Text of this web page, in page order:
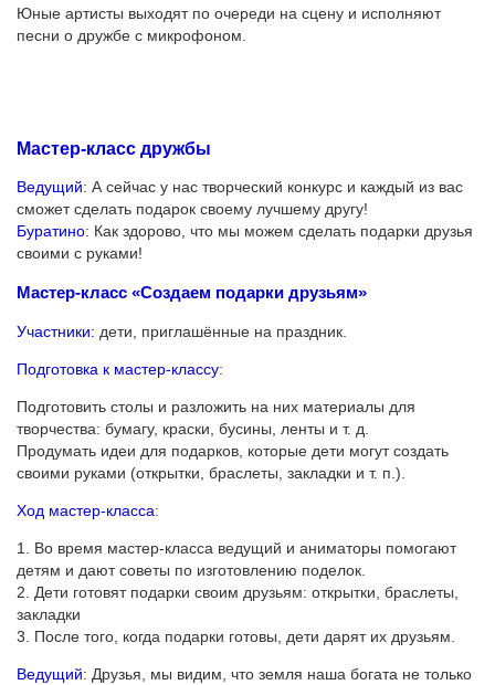
Юные артисты выходят по очереди на сцену и исполняют
песни о дружбе с микрофоном.
Мастер-класс дружбы
Ведущий: А сейчас у нас творческий конкурс и каждый из вас
сможет сделать подарок своему лучшему другу!
Буратино: Как здорово, что мы можем сделать подарки друзья
своими с руками!
Мастер-класс «Создаем подарки друзьям»
Участники: дети, приглашённые на праздник.
Подготовка к мастер-классу:
Подготовить столы и разложить на них материалы для
творчества: бумагу, краски, бусины, ленты и т. д.
Продумать идеи для подарков, которые дети могут создать
своими руками (открытки, браслеты, закладки и т. п.).
Ход мастер-класса:
1. Во время мастер-класса ведущий и аниматоры помогают
детям и дают советы по изготовлению поделок.
2. Дети готовят подарки своим друзьям: открытки, браслеты,
закладки
3. После того, когда подарки готовы, дети дарят их друзьям.
Ведущий: Друзья, мы видим, что земля наша богата не только